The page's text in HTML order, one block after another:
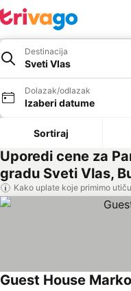
Destinacija
Sveti Vlas
Dolazak/odlazak
Izaberi datume
Sortiraj
Uporedi cene za
gradu Sveti Vlas,
Kako uplate koje primimo
Guest House